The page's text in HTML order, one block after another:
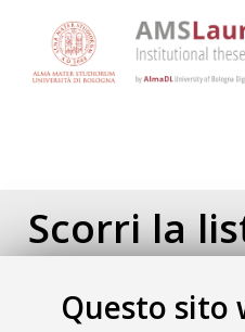
Questo sito
Scorri la